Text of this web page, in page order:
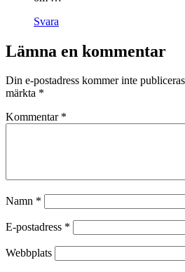
Svara
Lämna en kommentar
Din e-postadress kommer inte
märkta *
Kommentar *
Namn *
E-postadress *
Webbplats